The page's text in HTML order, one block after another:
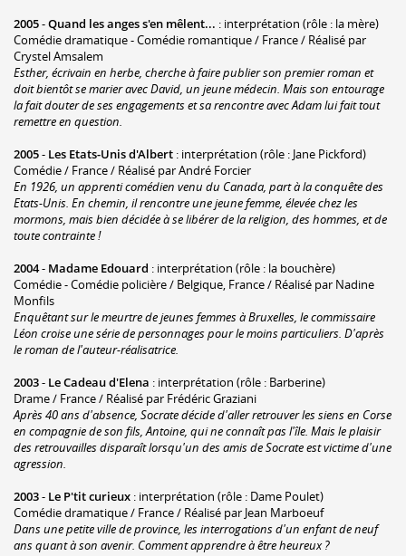
2005-Quand les anges s'en mêlent... : interprétation (rôle : la mère)
Comédie dramatique - Comédie romantique / France / Réalisé par
Crystel Amsalem
Esther, écrivain en herbe, cherche à faire publier son premier roman et
doit bientôt se marier avec David, un jeune médecin. Mais son entourage
la fait douter de ses engagements et sa rencontre avec Adam lui fait tout
remettre en question.
2005- Les Etats-Unis d'Albert : interprétation (rôle : Jane Pickford)
Comédie / France / Réalisé par André Forcier
En 1926, un apprenti comédien venu du Canada, part à la conquête des
Etats-Unis. En chemin, il rencontre une jeune femme, élevée chez les
mormons, mais bien décidée à se libérer de la religion, des hommes, et de
toute contrainte !
2004- Madame Edouard : interprétation (rôle : la bouchère)
Comédie - Comédie policière / Belgique, France / Réalisé par Nadine
Monfils
Enquêtant sur le meurtre de jeunes femmes à Bruxelles, le commissaire
Léon croise une série de personnages pour le moins particuliers. D'après
le roman de l'auteur-réalisatrice.
2003- Le Cadeau d'Elena : interprétation (rôle : Barberine)
Drame / France / Réalisé par Frédéric Graziani
Après 40 ans d'absence, Socrate décide d'aller retrouver les siens en Corse
en compagnie de son fils, Antoine, qui ne connaît pas l'île. Mais le plaisir
des retrouvailles disparaît lorsqu'un des amis de Socrate est victime d'une
agression.
2003- Le P'tit curieux : interprétation (rôle : Dame Poulet)
Comédie dramatique / France / Réalisé par Jean Marboeuf
Dans une petite ville de province, les interrogations d'un enfant de neuf
ans quant à son avenir. Comment apprendre à être heureux ?